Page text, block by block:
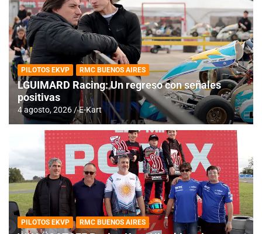
PILOTOS EKVP RMC BUENOS AIRES
LGUIMARD Racing: Un regreso con señales
positivas
4 agosto, 2026 E-Kart
PILOTOS EKVP RMC BUENOS AIRES